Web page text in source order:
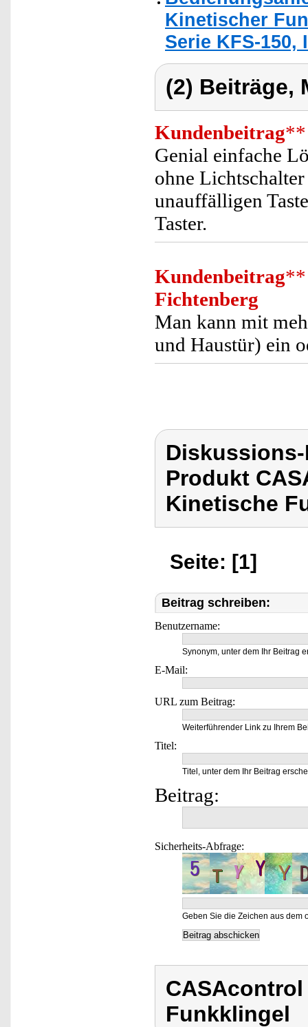
Kinetischer
Serie KFS-150,
(2) Beiträge,
Kundenbeitrag**
Genial einfache
ohne
unauffälligen
Taster.
Kundenbeitrag**
Fichtenberg
Man kann mit
und Haustür) ein
Produkt
Kinetische
Seite: [1]
Beitrag schreiben:
Benutzername:
Synonym, unter dem Ihr Beitrag
E-Mail:
URL zum Beitrag:
Weiterführender Link zu Ihrem
Titel:
Titel, unter dem Ihr Beitrag
Beitrag:
Sicherheits-Abfrage:
Geben Sie die Zeichen aus dem
Funkklingel